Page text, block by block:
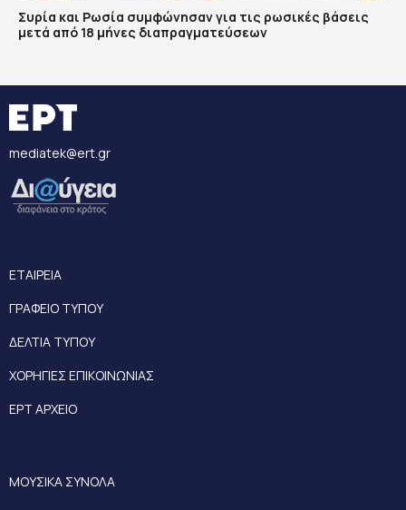
Συρία και Ρωσία συμφώνησαν για τις ρωσικές βάσεις
μετά από 18 μήνες διαπραγματεύσεων
mediatek@ert.gr
ΕΤΑΙΡΕΙΑ
ΓΡΑΦΕΙΟ ΤΥΠΟΥ
ΔΕΛΤΙΑ ΤΥΠΟΥ
ΧΟΡΗΓΙΕΣ ΕΠΙΚΟΙΝΩΝΙΑΣ
ΕΡΤ ΑΡΧΕΙΟ
ΜΟΥΣΙΚΑ ΣΥΝΟΛΑ